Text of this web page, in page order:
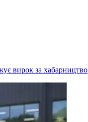
вирок за хабарництво